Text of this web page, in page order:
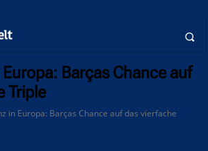
Barças Chance auf
Triple
in Europa: Barças Chance auf das vierfache